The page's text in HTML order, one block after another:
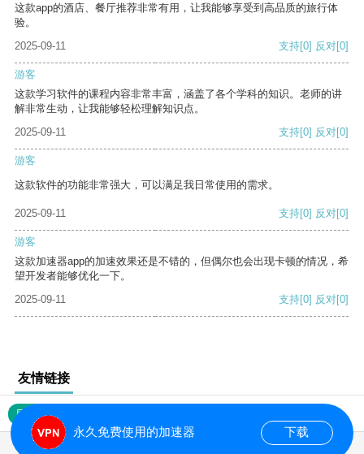
这款app的酒店、餐厅推荐非常有用，让我能够享受到高品质的旅行体
验。
2025-09-11
支持[0] 反对[0]
游客
这款学习软件的课程内容非常丰富，涵盖了各个学科的知识。老师的讲
解非常生动，让我能够轻松理解知识点。
2025-09-11
支持[0] 反对[0]
游客
这款软件的功能非常强大，可以满足我日常使用的需求。
2025-09-11 支持[0] 反对[0]
游客
这款加速器app的加速效果还是不错的，但偶尔也会出现卡顿的情况，希
望开发者能够优化一下。
2025-09-11
支持[0] 反对[0]
友情链接
网站地图
永久免费使用的加速器 下载